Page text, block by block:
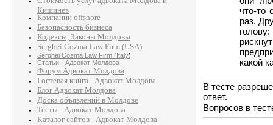
Кишинев
Компании offshore
Безопасность бизнеса
Кодексы, Законы Молдовы
Serghei Cozma Law Firm (USA)
Serghei Cozma Law Firm (Italy)
Статьи - Адвокат Молдова
Форум Адвокат Молдова
Гостевая книга - Адвокат Молдова
Блог Адвокат Молдова
Доска объявлений в Молдове
Тесты - Адвокат Молдова
Каталог сайтов - Адвокат Молдова
что-то
раз.
какой
В тесте
ответ.
Вопросов в